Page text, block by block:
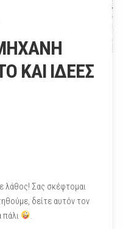
ΚΑΙ ΙΔΕΕΣ
λάθος! Σας σκέφτομαι
δείτε αυτόν τον
πάλι
.